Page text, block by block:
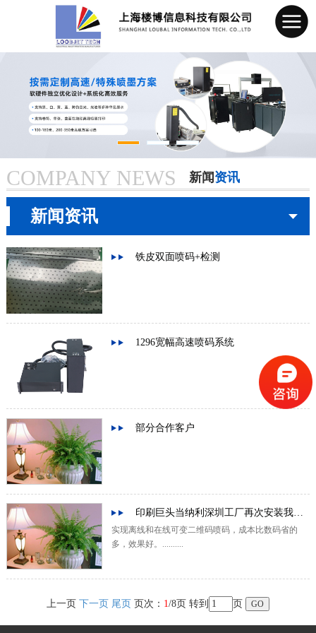
网站首页
公司简介
成功案例
COMPANY NEWS 新闻 资讯
新闻资讯
铁皮双面喷码+检测
1296宽幅高速喷码系统
部分合作客户
印刷巨头当纳利深圳工厂再次安装我司UV设备
实现离线和在线可变二维码喷码，成本比数码省的
多，效果好。..........
上一页 下一页 尾页 页次： 1 /8页 转到 页